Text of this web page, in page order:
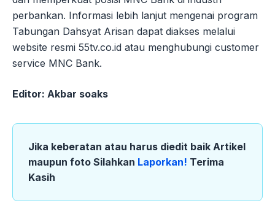
perbankan. Informasi lebih lanjut mengenai program
Tabungan Dahsyat Arisan dapat diakses melalui
website resmi 55tv.co.id atau menghubungi customer
service MNC Bank.
Editor: Akbar soaks
Jika keberatan atau harus diedit baik Artikel
maupun foto Silahkan Laporkan! Terima
Kasih